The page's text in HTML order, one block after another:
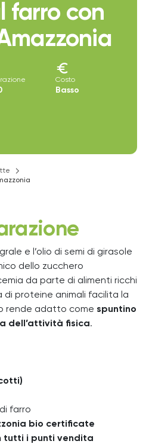
farro con
euro
Costo
Basso
e l’olio di semi di girasole
dello zucchero
da parte di alimenti ricchi
di proteine animali facilita la
rende adatto come spuntino
dell’attività fisica.
farro
bio certificate
tutti i punti vendita